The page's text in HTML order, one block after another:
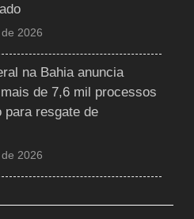
2026
na Bahia anuncia
de 7,6 mil processos
para resgate de
2026